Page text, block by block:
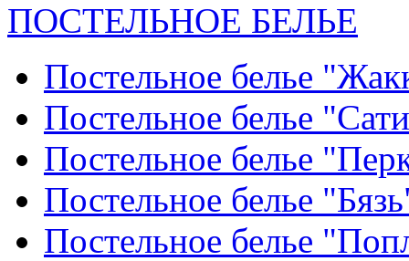
ПОСТЕЛЬНОЕ БЕЛЬЕ
Постельное белье
Постельное белье
Постельное белье
Постельное белье
Постельное белье